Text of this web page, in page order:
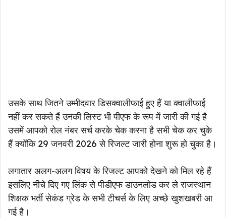
उसके साथ जितने उम्मीदवार डिसक्वालीफाई हुए हैं या क्वालीफाई
नहीं कर सकते हैं उनकी लिस्ट भी पीएफ के रूप में जारी की गई है
उसमें आपको रोल नंबर सर्च करके चेक करना है सभी चेक कर चुके
हैं क्योंकि 29 जनवरी 2026 से रिजल्ट जारी होना शुरू हो चुका है।
लगातार अलग-अलग विषय के रिजल्ट आपको देखने को मिल रहे हैं
इसलिए नीचे दिए गए लिंक से पीडीएफ डाउनलोड कर ले राजस्थान
शिक्षक भर्ती सेकंड ग्रेड के सभी टीचर्स के लिए अच्छे खुशखबरी आ
गई है।